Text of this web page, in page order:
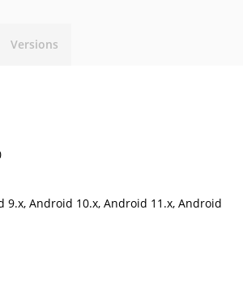
Versions
9.x, Android 10.x, Android 11.x, Android